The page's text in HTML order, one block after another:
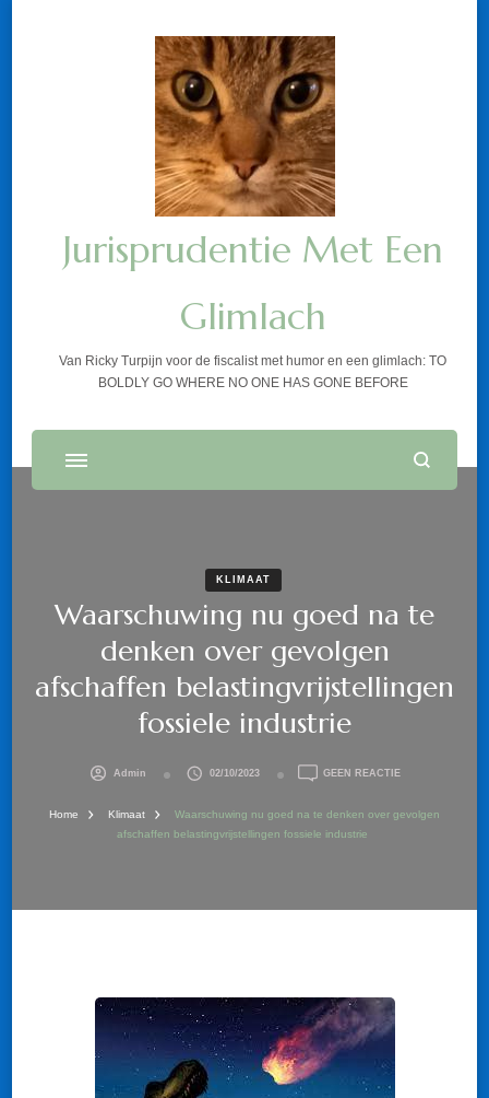
Jurisprudentie Met Een
Glimlach
Van Ricky Turpijn voor de fiscalist met humor en een glimlach: TO
BOLDLY GO WHERE NO ONE HAS GONE BEFORE
KLIMAAT
Waarschuwing nu goed na te
denken over gevolgen
afschaffen belastingvrijstellingen
fossiele industrie
Admin 02/10/2023 GEEN REACTIEOP
GOED
Home Klimaat
Waarschuwing nu goed na te denken over gevolgen
afschaffen belastingvrijstellingen fossiele industrie